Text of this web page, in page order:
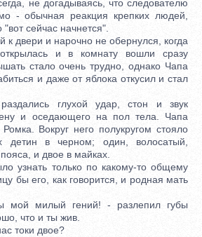
не догадываясь, что следователю
- обычная реакция крепких людей,
сейчас начнется".
двери и нарочно не обернулся, когда
и в комнату вошли сразу
стало очень трудно, однако Чапа
и даже от яблока откусил и стал
глухой удар, стон и звук
и оседающего на пол тела. Чапа
Вокруг него полукругом стояло
детин в черном; один, волосатый,
и двое в майках.
только по какому-то общему
бы его, как говорится, и родная мать
милый гений! - разлепил губы
что и ты жив.
токи двое?